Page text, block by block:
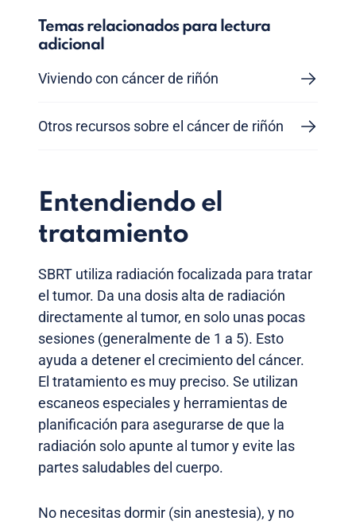
Temas relacionados para lectura
adicional
Viviendo con cáncer de riñón
Otros recursos sobre el cáncer de riñón
Entendiendo el
tratamiento
SBRT utiliza radiación focalizada para tratar
el tumor. Da una dosis alta de radiación
directamente al tumor, en solo unas pocas
sesiones (generalmente de 1 a 5). Esto
ayuda a detener el crecimiento del cáncer.
El tratamiento es muy preciso. Se utilizan
escaneos especiales y herramientas de
planificación para asegurarse de que la
radiación solo apunte al tumor y evite las
partes saludables del cuerpo.
No necesitas dormir (sin anestesia), y no